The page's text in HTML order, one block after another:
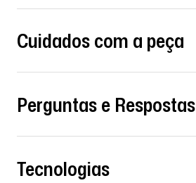
Cuidados com a peça
Perguntas e Respostas
Tecnologias